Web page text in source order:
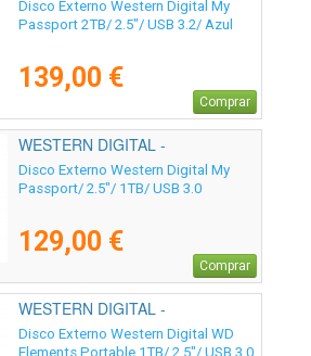
Disco Externo Western Digital My
Passport 2TB/ 2.5"/ USB 3.2/ Azul
139,00 €
Comprar
WESTERN DIGITAL -
WDBYVG0010BBK-WESN
Disco Externo Western Digital My
Passport/ 2.5"/ 1TB/ USB 3.0
129,00 €
Comprar
WESTERN DIGITAL -
WDBUZG0010BBK-WESN
Disco Externo Western Digital WD
Elements Portable 1TB/ 2.5"/ USB 3.0